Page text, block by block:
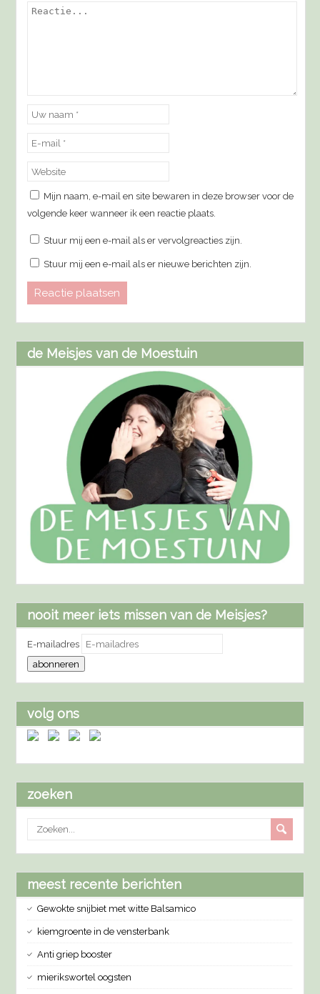
Mijn naam, e-mail en site bewaren in deze browser voor de
volgende keer wanneer ik een reactie plaats.
Stuur mij een e-mail als er vervolgreacties zijn.
Stuur mij een e-mail als er nieuwe berichten zijn.
de Meisjes van de Moestuin
nooit meer iets missen van de Meisjes?
E-mailadres
abonneren
volg ons
zoeken
meest recente berichten
Gewokte snijbiet met witte Balsamico
kiemgroente in de vensterbank
Anti griep booster
mierikswortel oogsten